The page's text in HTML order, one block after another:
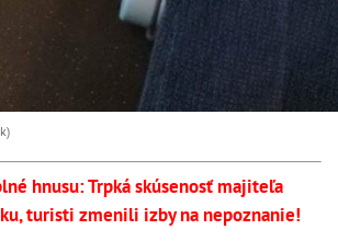
hnusu: Trpká skúsenosť majiteľa
turisti zmenili izby na nepoznanie!